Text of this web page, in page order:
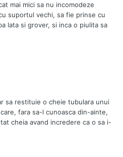
mai mici sa nu incomodeze
suportul vechi, sa fie prinse cu
lata si grover, si inca o piulita sa
sa restituie o cheie tubulara unui
fara sa-l cunoasca din-ainte,
cheia avand incredere ca o sa i-